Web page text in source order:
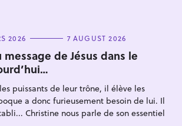
2026 7 AUGUST 2026
message de Jésus dans le
puissants de leur trône, il élève les
a donc furieusement besoin de lui. Il
Christine nous parle de son essentiel